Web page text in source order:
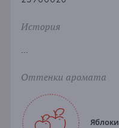
История
...
Оттенки аромата
Яблоки